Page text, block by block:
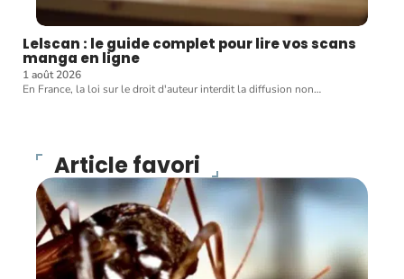
Lelscan : le guide complet pour lire vos scans
manga en ligne
1 août 2026
En France, la loi sur le droit d'auteur interdit la diffusion non…
Article favori